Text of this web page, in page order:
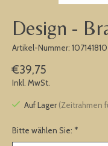
Design -
Artikel-Nummer: 107141810
€39,75
Inkl. MwSt.
Auf Lager (Zeitrahmen
Bitte wählen Sie: *